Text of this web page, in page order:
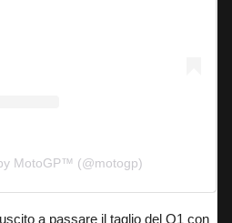
MotoGP™ (@motogp)
a passare il taglio del Q1 con